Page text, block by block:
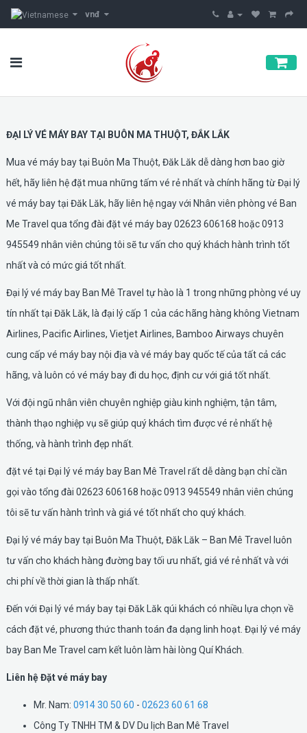
vnđ
ĐẠI LÝ VÉ MÁY BAY TẠI BUÔN MA THUỘT, ĐẮK LẮK
Mua vé máy bay tại Buôn Ma Thuột, Đăk Lăk dễ dàng hơn bao giờ
hết, hãy liên hệ đặt mua những tấm vé rẻ nhất và chính hãng từ Đại lý
vé máy bay tại Đăk Lăk, hãy liên hệ ngay với Nhân viên phòng vé Ban
Me Travel qua tổng đài đặt vé máy bay 02623 606168 hoặc 0913
945549 nhân viên chúng tôi sẽ tư vấn cho quý khách hành trình tốt
nhất và có mức giá tốt nhất.
Đại lý vé máy bay Ban Mê Travel tự hào là 1 trong những phòng vé uy
tín nhất tại Đăk Lăk, là đại lý cấp 1 của các hãng hàng không Vietnam
Airlines, Pacific Airlines, Vietjet Airlines, Bamboo Airways chuyên
cung cấp vé máy bay nội địa và vé máy bay quốc tế của tất cả các
hãng, và luôn có vé máy bay đi du học, định cư với giá tốt nhất.
Với đội ngũ nhân viên chuyên nghiệp giàu kinh nghiệm, tận tâm,
thành thạo nghiệp vụ sẽ giúp quý khách tìm được vé rẻ nhất hệ
thống, và hành trình đẹp nhất.
đặt vé tại Đại lý vé máy bay Ban Mê Travel rất dễ dàng bạn chỉ cần
gọi vào tổng đài 02623 606168 hoặc 0913 945549 nhân viên chúng
tôi sẽ tư vấn hành trình và giá vé tốt nhất cho quý khách.
Đại lý vé máy bay tại Buôn Ma Thuột, Đăk Lăk – Ban Mê Travel luôn
tư vấn cho khách hàng đường bay tối ưu nhất, giá vé rẻ nhất và với
chi phí về thời gian là thấp nhất.
Đến với Đại lý vé máy bay tại Đăk Lăk qúi khách có nhiều lựa chọn về
cách đặt vé, phương thức thanh toán đa dạng linh hoạt. Đại lý vé máy
bay Ban Me Travel cam kết luôn làm hài lòng Quí Khách.
Liên hệ Đặt vé máy bay
Mr. Nam: 0914 30 50 60 - 02623 60 61 68
Công Ty TNHH TM & DV Du lịch Ban Mê Travel